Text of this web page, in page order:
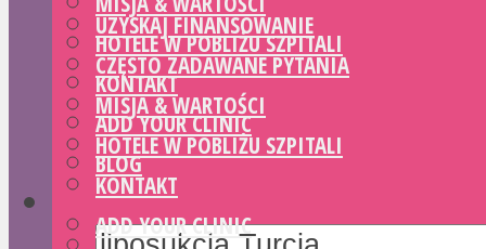
HOTELE W POBLIŻU SZPITALI
KONTAKT
ADD YOUR CLINIC
BLOG
UZYSKAJ FINANSOWANIE
CZĘSTO ZADAWANE PYTANIA
MISJA & WARTOŚCI
HOTELE W POBLIŻU SZPITALI
KONTAKT
ADD YOUR CLINIC